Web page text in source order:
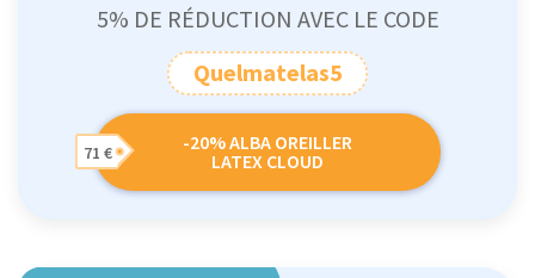
5% DE RÉDUCTION AVEC LE CODE
Quelmatelas5
-20% ALBA OREILLER
LATEX CLOUD
71 €